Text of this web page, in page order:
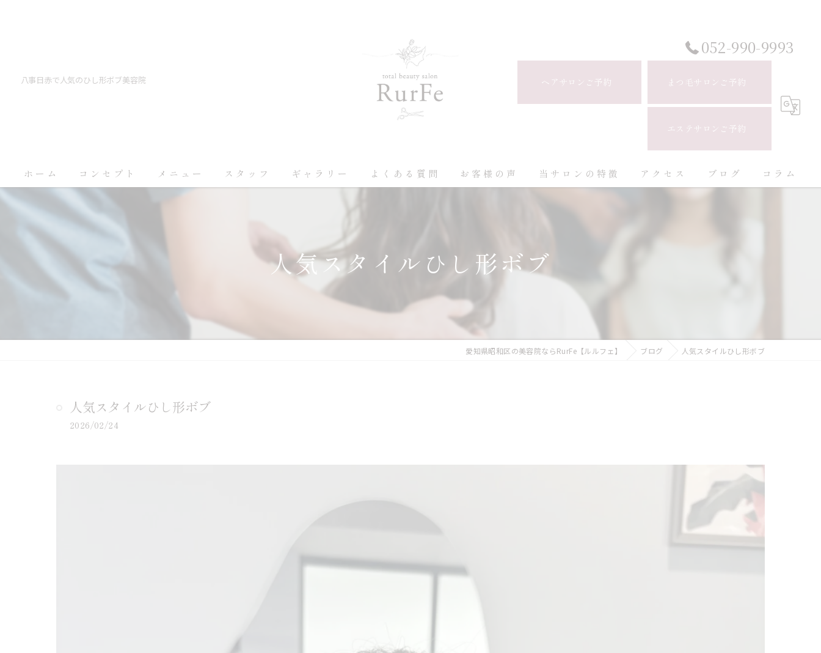
八事日赤で人気のひし形ボブ美容院
052-990-9993
ヘアサロンご予約 まつ毛サロンご予約
エステサロンご予約
ホーム コンセプト メニュー スタッフ ギャラリー よくある質問 お客様の声 当サロンの特徴
似合わせカット
フェイシャルエステ
アクセス ブログ コラム
人気スタイルひし形ボブ
愛知県昭和区の美容院ならRurFe【ルルフェ】 ブログ 人気スタイルひし形ボブ
人気スタイルひし形ボブ
2026/02/24